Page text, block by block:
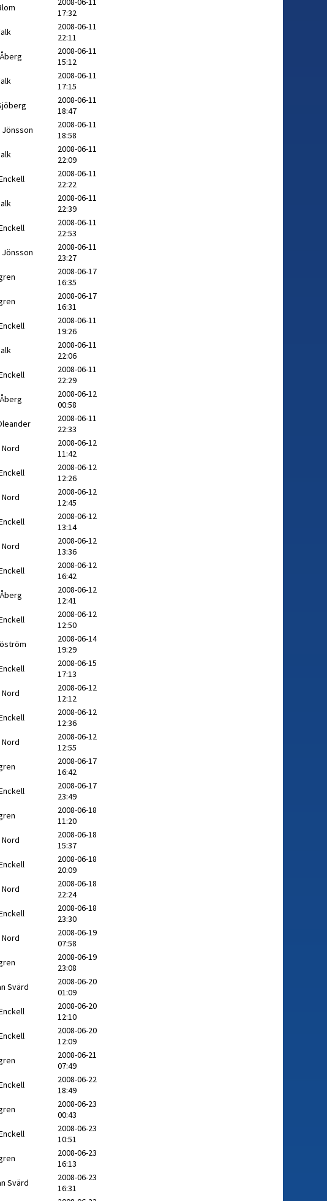
17:32
2008-06-11
22:11
2008-06-11
15:12
2008-06-11
17:15
2008-06-11
18:47
2008-06-11
18:58
2008-06-11
22:09
2008-06-11
22:22
2008-06-11
22:39
2008-06-11
22:53
2008-06-11
23:27
2008-06-17
16:35
2008-06-17
16:31
2008-06-11
19:26
2008-06-11
22:06
2008-06-11
22:29
2008-06-12
00:58
2008-06-11
22:33
2008-06-12
11:42
2008-06-12
12:26
2008-06-12
12:45
2008-06-12
13:14
2008-06-12
13:36
2008-06-12
16:42
2008-06-12
12:41
2008-06-12
12:50
2008-06-14
19:29
2008-06-15
17:13
2008-06-12
12:12
2008-06-12
12:36
2008-06-12
12:55
2008-06-17
16:42
2008-06-17
23:49
2008-06-18
11:20
2008-06-18
15:37
2008-06-18
20:09
2008-06-18
22:24
2008-06-18
23:30
2008-06-19
07:58
2008-06-19
23:08
Svärd
2008-06-20
01:09
2008-06-20
12:10
2008-06-20
12:09
2008-06-21
07:49
2008-06-22
18:49
2008-06-23
00:43
2008-06-23
10:51
2008-06-23
16:13
Svärd
2008-06-23
16:31